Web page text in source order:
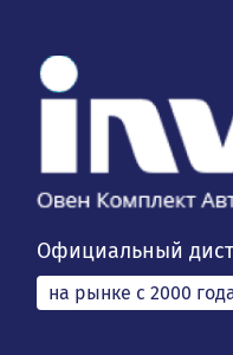
Официальный
на рынке с 2000